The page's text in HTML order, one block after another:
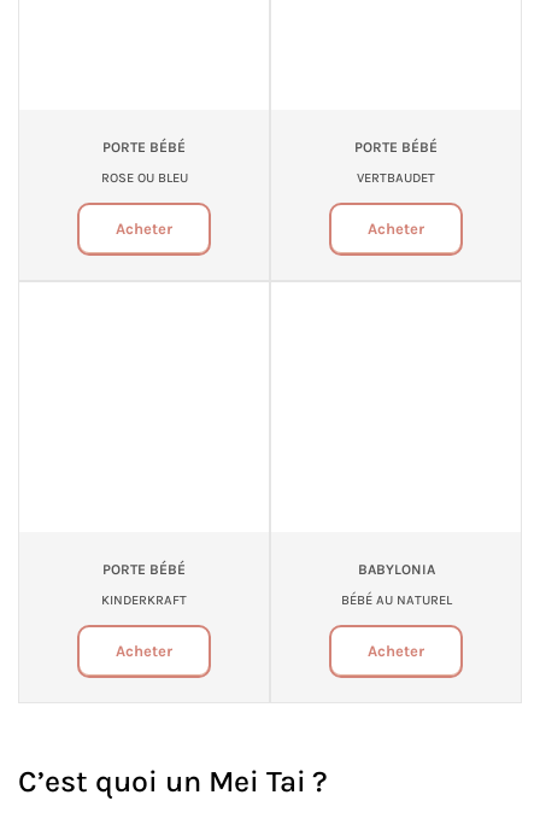
PORTE BÉBÉ
ROSE OU BLEU
Acheter
PORTE BÉBÉ
VERTBAUDET
Acheter
PORTE BÉBÉ
KINDERKRAFT
Acheter
BABYLONIA
BÉBÉ AU NATUREL
Acheter
C’est quoi un Mei Tai ?